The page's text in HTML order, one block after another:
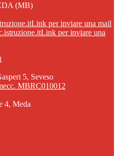
(MB)
Link per inviare una mail
Link per inviare una
5, Seveso
MBRC010012
4, Meda